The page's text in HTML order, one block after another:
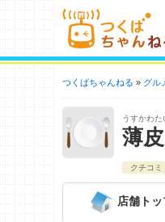
つくばちゃんねる グル
うすかわ
薄
クチコミ
店舗 ト